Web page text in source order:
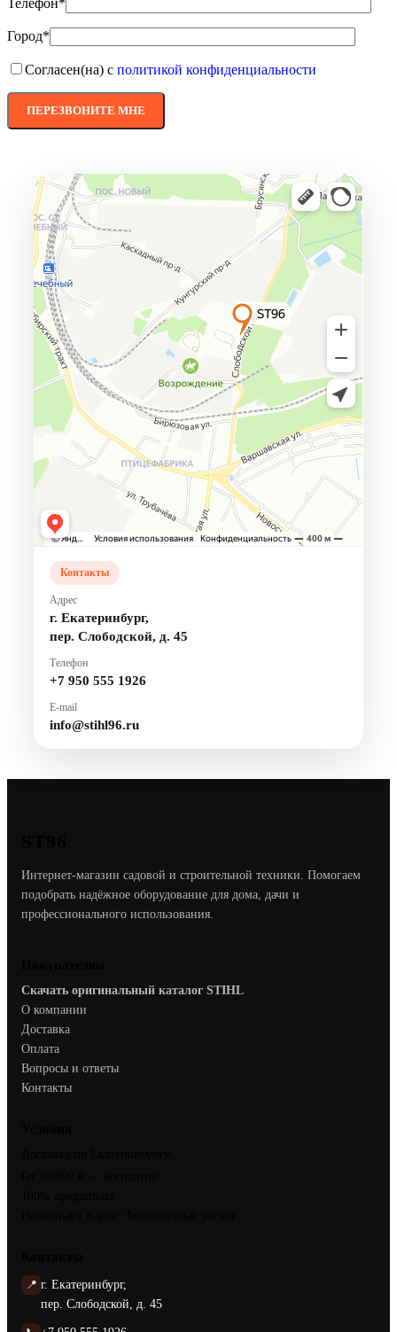
Город*
Согласен(на) с политикой конфиденциальности
Контакты
Адрес
г. Екатеринбург,
пер. Слободской, д. 45
Телефон
+7 950 555 1926
E-mail
info@stihl96.ru
Интернет-магазин садовой и строительной техники. Помогаем
подобрать надёжное оборудование для дома, дачи и
профессионального использования.
Скачать оригинальный каталог STIHL
О компании
Доставка
Оплата
Вопросы и ответы
Контакты
📍 г. Екатеринбург,
пер. Слободской, д. 45